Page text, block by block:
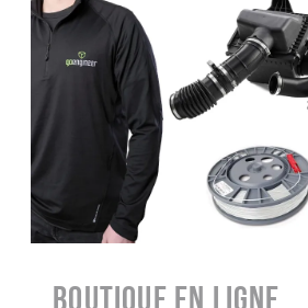
Boutique en ligne